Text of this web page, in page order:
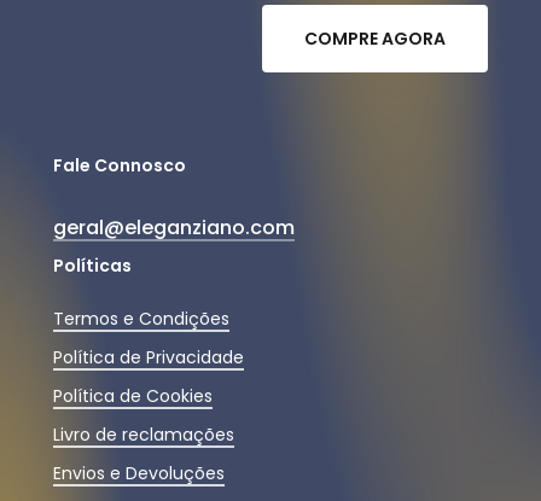
COMPREAGORA
Fale Connosco
geral@eleganziano.com
Políticas
Termos e Condições
Política de Privacidade
Política de Cookies
Livro de reclamações
Envios e Devoluções